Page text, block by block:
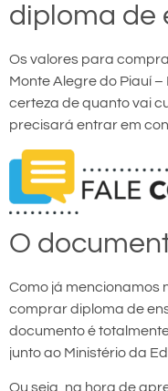
diploma de
Os valores para
Monte Alegre do Piauí
certeza de quanto vai
precisará entrar em
O
Como já mencionamos
comprar diploma de
documento é
junto ao Ministério da
Ou seja, na hora de